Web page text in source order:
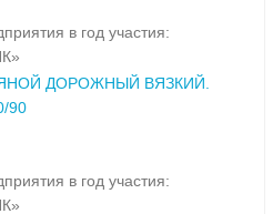
в год участия:
ДОРОЖНЫЙ ВЯЗКИЙ.
90
в год участия: